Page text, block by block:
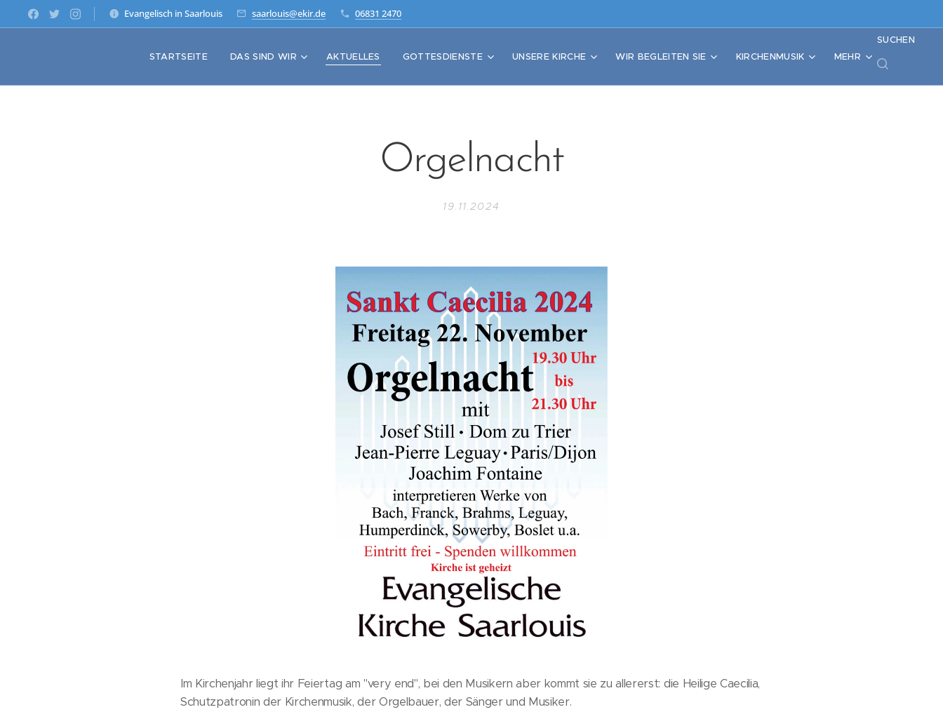
Evangelisch in Saarlouis saarlouis@ekir.de 06831 2470
STARTSEITE DAS SIND WIR AKTUELLES GOTTESDIENSTE UNSERE KIRCHE WIR BEGLEITEN SIE KIRCHENMUSIK MEHR
SUCHEN
Orgelnacht
19.11.2024
Im Kirchenjahr liegt ihr Feiertag am "very end", bei den Musikern aber kommt sie zu allererst: die Heilige Caecilia,
Schutzpatronin der Kirchenmusik, der Orgelbauer, der Sänger und Musiker.